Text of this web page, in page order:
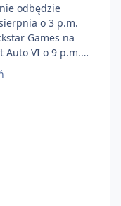
odbędzie
o 3 p.m.
Games na
Auto VI o 9 p.m.
Grand Theft
PlayStation 5